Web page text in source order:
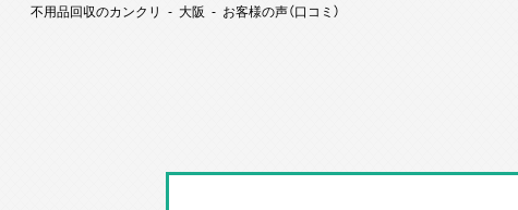
不用品回収のカンクリ 大阪 お客様の声（口コミ）